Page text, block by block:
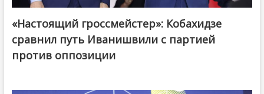
@ქართული ოცნება / Georgian Dream
«Настоящий гроссмейстер»: Кобахидзе
сравнил путь Иванишвили с партией
против оппозиции